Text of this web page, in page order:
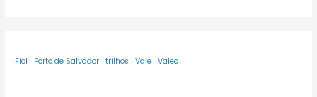
Fiol Porto de Salvador trilhos Vale Valec